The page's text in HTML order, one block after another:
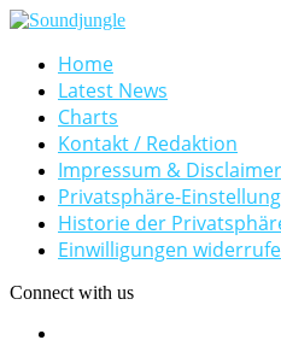
Home
Latest News
Charts
Kontakt / Redaktion
Impressum & Disclaimer
Privatsphäre-
Historie der
Einwilligungen
Connect with us